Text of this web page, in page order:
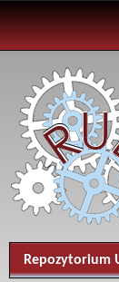
navigation
Repozytorium